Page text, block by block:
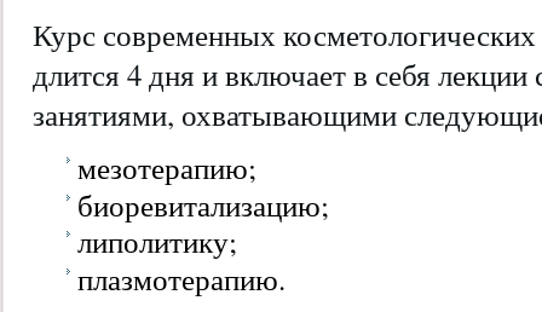
Курс современных
длится 4 дня и включает в себя
занятиями, охватывающими
мезотерапию;
биоревитализацию;
липолитику;
плазмотерапию.